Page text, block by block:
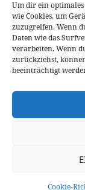
Um dir ein
wie Cookies, um
zuzugreifen. Wenn
Daten wie das
verarbeiten. Wenn
zurückziehst,
beeinträchtigt
Cookie-
Für mich
als Antwort
zusammen.
diese Welt,